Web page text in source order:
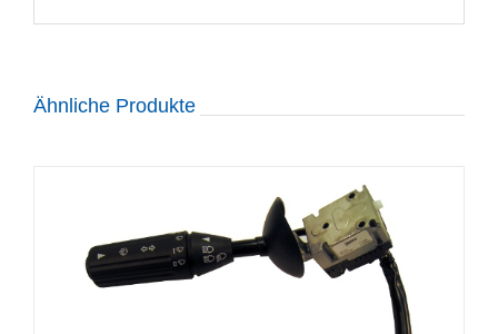
Ähnliche Produkte